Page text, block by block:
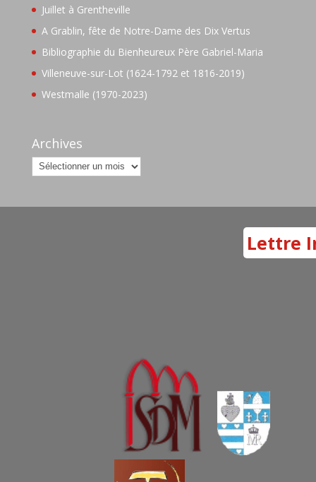
Juillet à Grentheville
A Grablin, fête de Notre-Dame des Dix Vertus
Bibliographie du Bienheureux Père Gabriel-Maria
Villeneuve-sur-Lot (1624-1792 et 1816-2019)
Westmalle (1970-2023)
Archives
Archives
Lettre